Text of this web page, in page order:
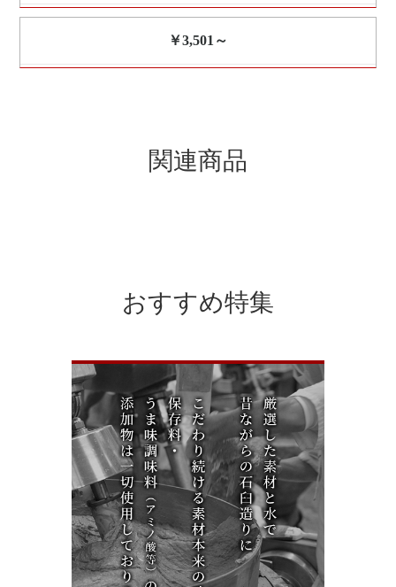
￥3,501～
関連商品
おすすめ特集